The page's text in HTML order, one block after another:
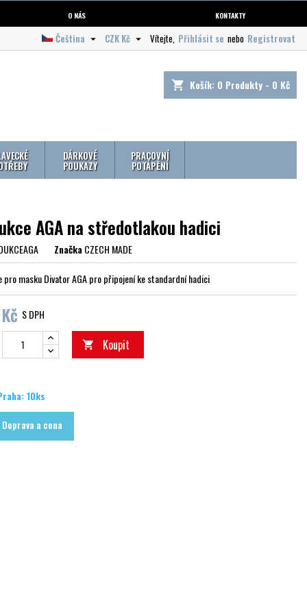
O NÁS KONTAKTY
Vítejte, Přihlásit se nebo Registrovat
CZK Kč 
Čeština 
shopping_cart Košík: 0 Produkty - 0 Kč
DÁRKOVÉ
POUKAZY
PRACOVNÍ
POTÁPĚNÍ
AGA na středotlakou hadici
ZnačkaCZECH MADE
pro masku Divator AGA pro připojení ke standardní hadici
S DPH
 Koupit
10ks
Doprava a cena